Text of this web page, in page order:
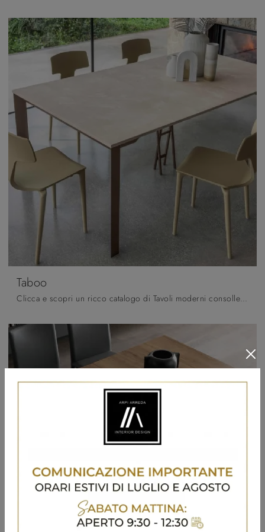
Taboo
Clicca e scopri un ricco catalogo di Tavoli moderni consolle da pranzo! Il modello Taboo di Altacom ti attende.